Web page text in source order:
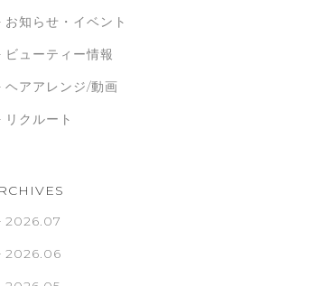
お知らせ・イベント
ビューティー情報
ヘアアレンジ/動画
リクルート
2026.07
2026.06